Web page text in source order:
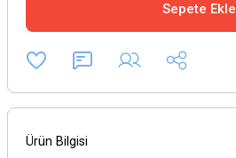
Sepete Ekle
Ürün Bilgisi